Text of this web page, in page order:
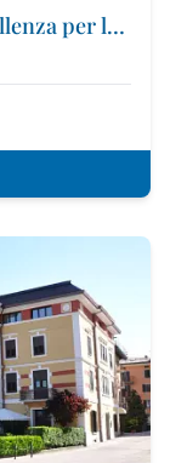
Ursus Adventures: il centro d'eccellenza per le attività outdoor premium in Trentino